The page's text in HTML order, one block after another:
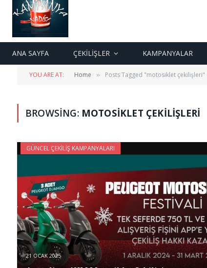
ANA SAYFA ÇEKİLİŞLER KAMPANYALAR
YOU ARE AT: Home » Posts Tagged "motosiklet çekilişleri"
BROWSING: MOTOSIKLET ÇEKILIŞLERI
GÜNCEL ÇEKILIŞ KAMPANYALARI
21 OCAK 2025